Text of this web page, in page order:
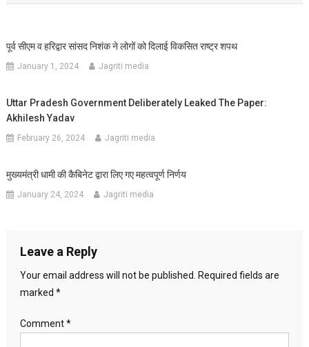
पूर्व सीएम व हरिद्वार सांसद निशंक ने लोगों को दिलाई विकसित राष्ट्र शपथ
January 1, 2024 Jagriti media
Uttar Pradesh Government Deliberately Leaked The Paper:
Akhilesh Yadav
February 26, 2024 Jagriti media
मुख्यमंत्री धामी की कैबिनेट द्वारा लिए गए महत्वपूर्ण निर्णय
January 24, 2024 Jagriti media
Leave a Reply
Your email address will not be published.
Required fields are
marked *
Comment*